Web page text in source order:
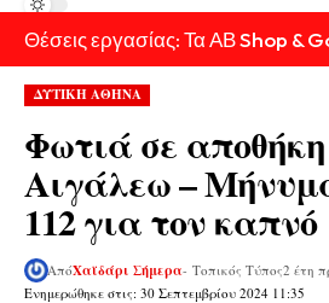
Θέσεις εργασίας: Τα ΑΒ Shop &
ΔΥΤΙΚΗ ΑΘΗΝΑ
Φωτιά σε
Αιγάλεω –
112 για τον καπνό
Ενημερώθηκε στις: 30 Σεπτεμβρίου 2024 11:35
ΑπόΧαϊδάρι Σήμερα- Τοπικός Τύπος2 έτη